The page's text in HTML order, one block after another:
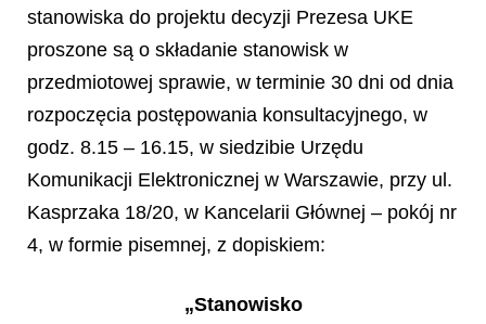
stanowiska do projektu decyzji Prezesa UKE
proszone są o składanie stanowisk w
przedmiotowej sprawie, w terminie 30 dni od dnia
rozpoczęcia postępowania konsultacyjnego, w
godz. 8.15 – 16.15, w siedzibie Urzędu
Komunikacji Elektronicznej w Warszawie, przy ul.
Kasprzaka 18/20, w Kancelarii Głównej – pokój nr
4, w formie pisemnej, z dopiskiem:
„Stanowisko